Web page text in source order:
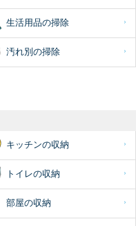
生活用品の掃除
汚れ別の掃除
キッチンの収納
トイレの収納
部屋の収納